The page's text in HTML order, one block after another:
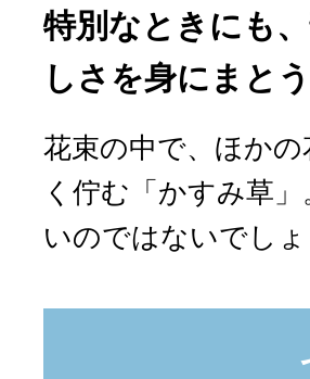
特別なときにも
しさを身にまと
花束の中で、ほか
く佇む「かすみ草
いのではないでし